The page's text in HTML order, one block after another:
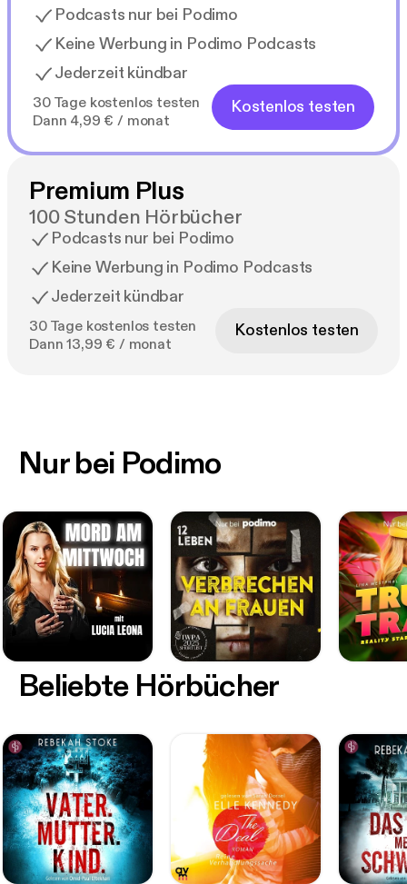
Podcasts nur bei Podimo
Keine Werbung in Podimo Podcasts
Jederzeit kündbar
30 Tage kostenlos testen
Dann 4,99 € / monat
Kostenlos testen
Premium Plus
100 Stunden Hörbücher
Podcasts nur bei Podimo
Keine Werbung in Podimo Podcasts
Jederzeit kündbar
30 Tage kostenlos testen
Dann 13,99 € / monat
Kostenlos testen
Nur bei Podimo
Beliebte Hörbücher